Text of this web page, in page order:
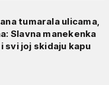
tumarala ulicama,
Slavna manekenka
svi joj skidaju kapu